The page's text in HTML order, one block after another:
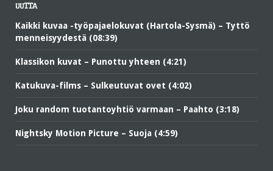
UUTTA
Kaikki kuvaa -työpajaelokuvat (Hartola-Sysmä) – Tyttö
menneisyydestä (08:39)
Klassikon kuvat – Punottu yhteen (4:21)
Katukuva-films – Sulkeutuvat ovet (4:02)
Joku random tuotantoyhtiö varmaan – Paahto (3:18)
Nightsky Motion Picture – Suoja (4:59)